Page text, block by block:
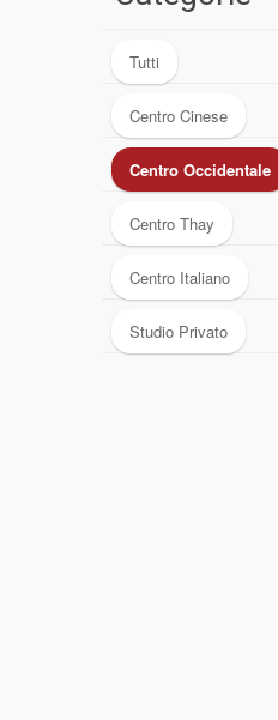
Tutti
Centro Cinese
Centro Occidentale
Centro Thay
Centro Italiano
Studio Privato